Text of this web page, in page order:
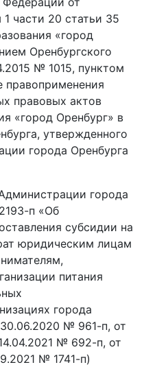
части 20 статьи 35
«город
Оренбургского
№ 1015, пунктом
правоприменения
правовых актов
«город Оренбург» в
утвержденного
города Оренбурга
города
п «Об
субсидии на
юридическим лицам
питания
города
№ 961-п, от
№ 692-п, от
№ 1741-п)